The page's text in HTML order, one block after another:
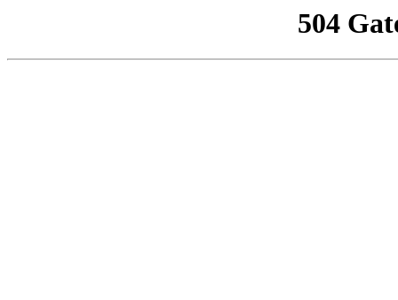
504